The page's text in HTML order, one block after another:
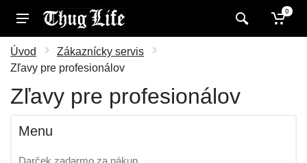
0
Úvod
Zákaznícky servis
Zľavy pre profesionálov
Zľavy pre profesionálov
Menu
Darček zadarmo za nákup